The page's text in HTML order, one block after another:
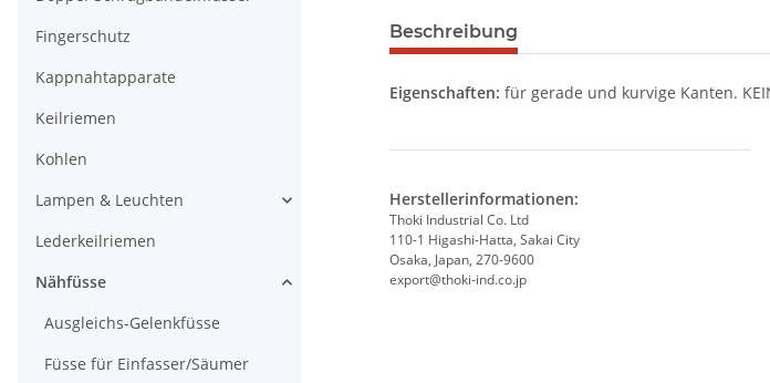
Beschreibung
Eigenschaften: für gerade und kurvige Kanten.
Herstellerinformationen:
Thoki Industrial Co. Ltd
110-1 Higashi-Hatta, Sakai City
Osaka, Japan, 270-9600
export@thoki-ind.co.jp
Fingerschutz
Kappnahtapparate
Keilriemen
Kohlen
Lampen & Leuchten
Lederkeilriemen
Nähfüsse
Ausgleichs-Gelenkfüsse
Füsse für Einfasser/Säumer